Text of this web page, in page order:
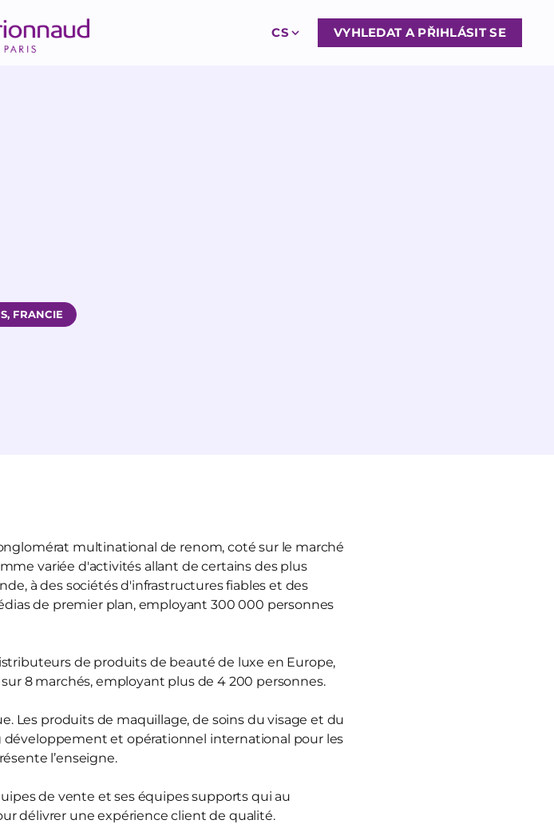
CS VYHLEDAT A PŘIHLÁSIT SE
FRANCIE
multinational de renom, coté sur le marché
variée d'activités allant de certains des plus
à des sociétés d'infrastructures fiables et des
de premier plan, employant 300 000 personnes
de produits de beauté de luxe en Europe,
8 marchés, employant plus de 4 200 personnes.
Les produits de maquillage, de soins du visage et du
et opérationnel international pour les
l’enseigne.
de vente et ses équipes supports qui au
délivrer une expérience client de qualité.